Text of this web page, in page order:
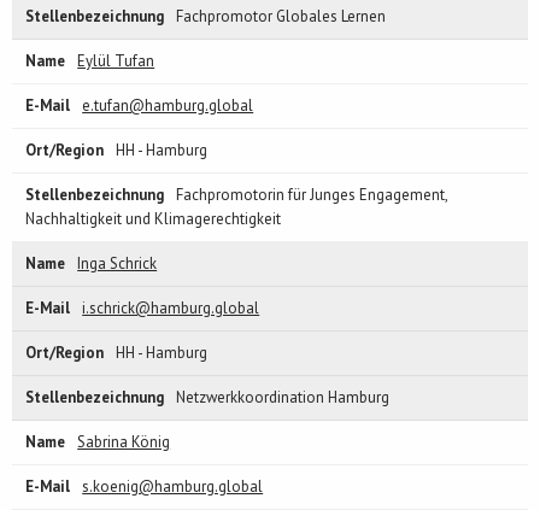
Fachpromotor Globales Lernen
Eylül Tufan
e.tufan@hamburg.global
HH - Hamburg
Fachpromotorin für Junges Engagement,
Nachhaltigkeit und Klimagerechtigkeit
Inga Schrick
i.schrick@hamburg.global
HH - Hamburg
Netzwerkkoordination Hamburg
Sabrina König
s.koenig@hamburg.global